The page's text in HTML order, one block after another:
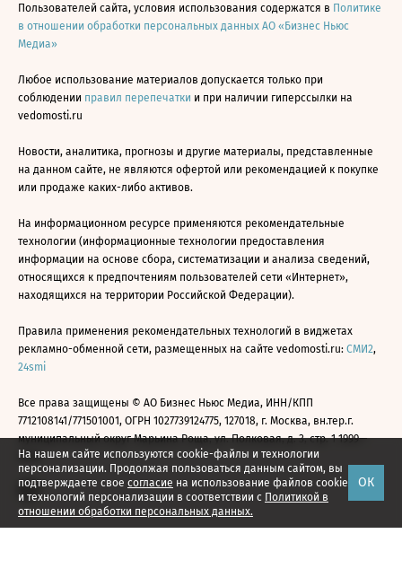
На нашем сайте используются cookie-файлы и технологии
персонализации. Продолжая пользоваться данным сайтом, вы
подтверждаете свое согласие на использование файлов cookie
и технологий персонализации в соответствии с Политикой в
отношении обработки персональных данных.
ОК
Пользователей сайта, условия использования содержатся в Политике
в отношении обработки персональных данных АО «Бизнес Ньюс
Медиа»
Любое использование материалов допускается только при
соблюдении правил перепечатки и при наличии гиперссылки на
vedomosti.ru
Новости, аналитика, прогнозы и другие материалы, представленные
на данном сайте, не являются офертой или рекомендацией к покупке
или продаже каких-либо активов.
На информационном ресурсе применяются рекомендательные
технологии (информационные технологии предоставления
информации на основе сбора, систематизации и анализа сведений,
относящихся к предпочтениям пользователей сети «Интернет»,
находящихся на территории Российской Федерации).
Правила применения рекомендательных технологий в виджетах
рекламно-обменной сети, размещенных на сайте vedomosti.ru: СМИ2,
24smi
Все права защищены © АО Бизнес Ньюс Медиа, ИНН/КПП
7712108141/771501001, ОГРН 1027739124775, 127018, г. Москва, вн.тер.г.
муниципальный округ Марьина Роща, ул. Полковая, д. 3, стр. 1 1999—
2026